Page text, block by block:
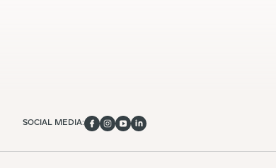
SOCIAL MEDIA: